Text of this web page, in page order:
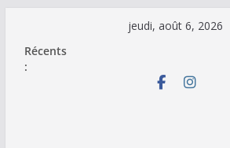
contenu
jeudi, août 6, 2026
Récents
: